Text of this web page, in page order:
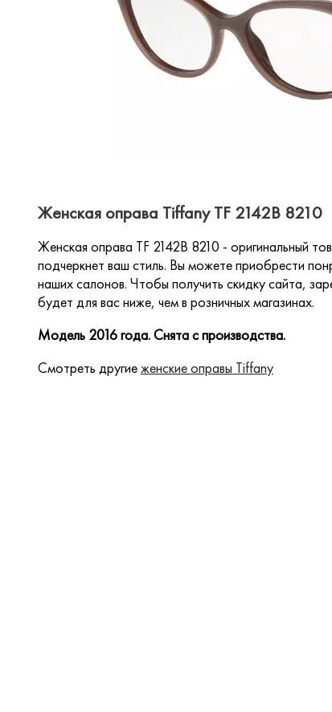
Женская оправа Tiffany TF 2142B 8210
Женская оправа TF 2142B 8210 - оригинальный
подчеркнет ваш стиль. Вы можете приобрести
наших салонов. Чтобы получить скидку сайта,
будет для вас ниже, чем в розничных магазинах.
Модель 2016 года. Снята с производства.
Смотреть другиеженские оправы Tiffany